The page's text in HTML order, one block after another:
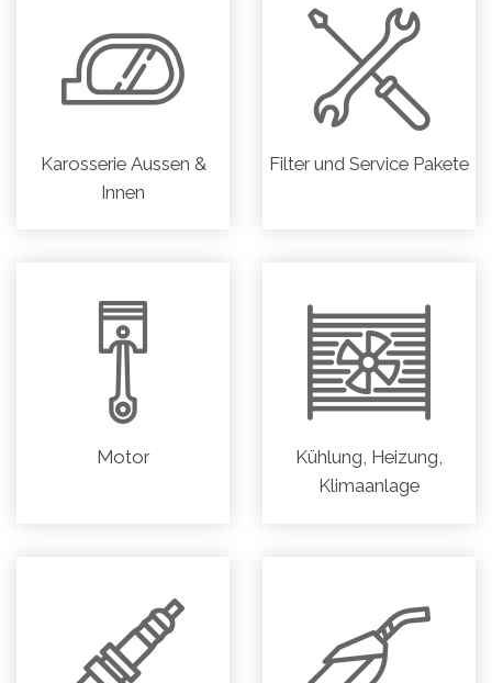
Karosserie Aussen &
Innen
Filter und Service Pakete
Motor
Kühlung, Heizung,
Klimaanlage